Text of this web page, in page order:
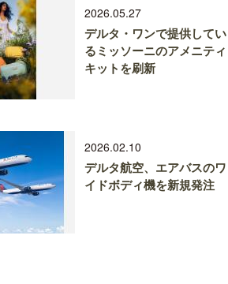
2026.05.27
デルタ・ワンで提供してい
るミッソーニのアメニティ
キットを刷新
2026.02.10
デルタ航空、エアバスのワ
イドボディ機を新規発注